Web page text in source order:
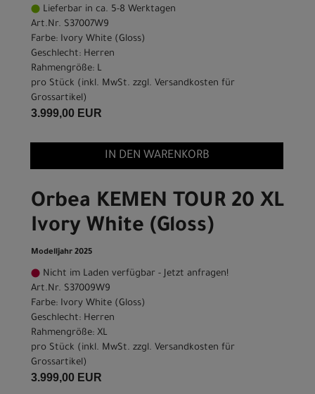
Lieferbar in ca. 5-8 Werktagen
Art.Nr. S37007W9
Farbe: Ivory White (Gloss)
Geschlecht: Herren
Rahmengröße: L
pro Stück (inkl. MwSt. zzgl. Versandkosten für
Grossartikel )
3.999,00 EUR
IN DEN WARENKORB
Orbea KEMEN TOUR 20 XL
Ivory White (Gloss)
Modelljahr 2025
Nicht im Laden verfügbar - Jetzt anfragen!
Art.Nr. S37009W9
Farbe: Ivory White (Gloss)
Geschlecht: Herren
Rahmengröße: XL
pro Stück (inkl. MwSt. zzgl. Versandkosten für
Grossartikel )
3.999,00 EUR